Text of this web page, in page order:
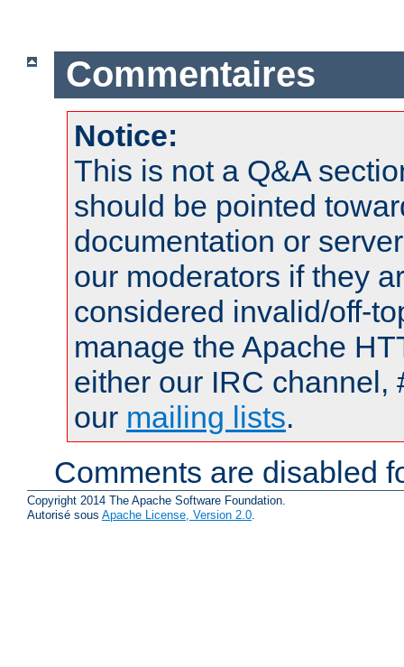
Commentaires
Notice:
This is not a Q&A
should be pointed
documentation or
our moderators if they
considered invalid/off-
manage the Apache
either our IRC channel,
our mailing lists.
Comments are disabled
Copyright 2014 The Apache Software Foundation.
Autorisé sous Apache License, Version 2.0